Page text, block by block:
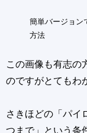
簡単バージョン
方法
この画像も有志の
のですがとてもわ
さきほどの「パイ
つまで」という条